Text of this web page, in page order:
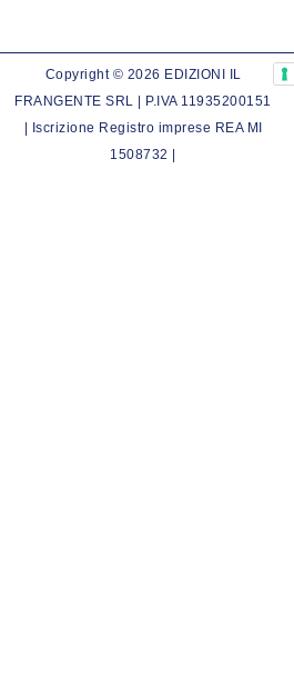
Copyright © 2026 EDIZIONI IL
FRANGENTE SRL | P.IVA 11935200151
| Iscrizione Registro imprese REA MI
1508732 |